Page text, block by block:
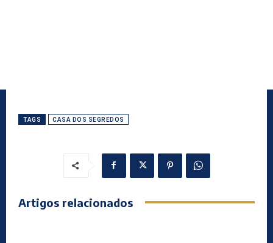
TAGS CASA DOS SEGREDOS
Artigos relacionados